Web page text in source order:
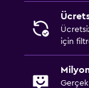
için